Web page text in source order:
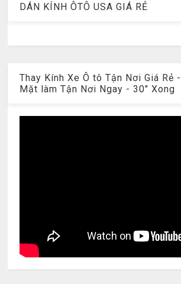
DÁN KÍNH ÔTÔ USA GIÁ RẺ
Thay Kính Xe Ô tô Tận Nơi Giá Rẻ
Mặt làm Tận Nơi Ngay - 30" Xong